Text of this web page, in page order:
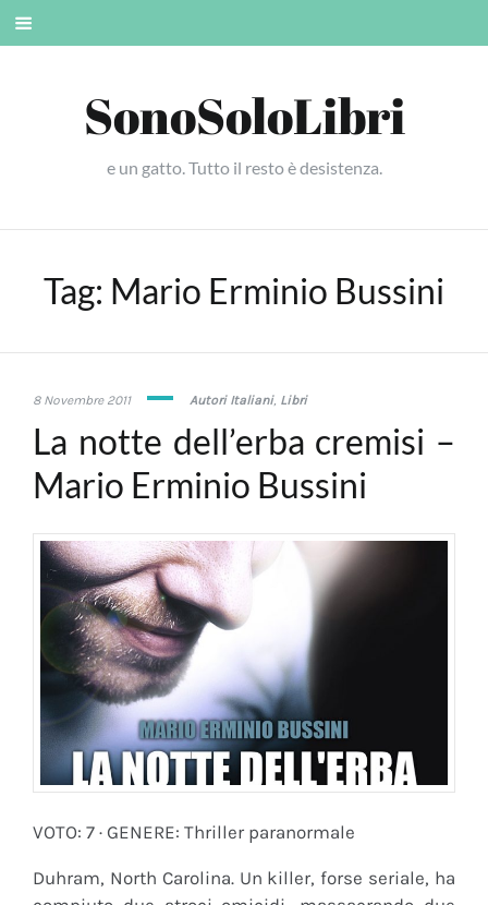
Skip
SonoSoloLibri
e un gatto. Tutto il resto è desistenza.
Tag: Mario Erminio Bussini
8 Novembre 201113
2015
Autori Italiani, Libri
La notte dell’erba cremisi –
Mario Erminio Bussini
VOTO: 7 · GENERE: Thriller paranormale
Duhram, North Carolina. Un killer, forse seriale, ha